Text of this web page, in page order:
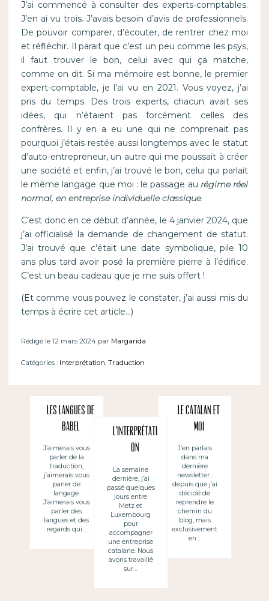
J’ai commencé à consulter des experts-comptables.
J’en ai vu trois. J’avais besoin d’avis de professionnels.
De pouvoir comparer, d’écouter, de rentrer chez moi
et réfléchir. Il parait que c’est un peu comme les psys,
il faut trouver le bon, celui avec qui ça matche,
comme on dit. Si ma mémoire est bonne, le premier
expert-comptable, je l’ai vu en 2021. Vous voyez, j’ai
pris du temps. Des trois experts, chacun avait ses
idées, qui n’étaient pas forcément celles des
confrères. Il y en a eu une qui ne comprenait pas
pourquoi j’étais restée aussi longtemps avec le statut
d’auto-entrepreneur, un autre qui me poussait à créer
une société et enfin, j’ai trouvé le bon, celui qui parlait
le même langage que moi : le passage au régime réel
normal, en entreprise individuelle classique.
C’est donc en ce début d’année, le 4 janvier 2024, que
j’ai officialisé la demande de changement de statut.
J’ai trouvé que c’était une date symbolique, pile 10
ans plus tard avoir posé la première pierre à l’édifice.
C’est un beau cadeau que je me suis offert !
(Et comme vous pouvez le constater, j’ai aussi mis du
temps à écrire cet article…)
Rédigé le 12 mars 2024 par Margarida
Catégories : Interprétation, Traduction
Les langues de
Babel
J’aimerais vous
parler de la
traduction,
j’aimerais vous
parler de
langage.
J’aimerais vous
parler des
langues et des
regards qui…
L’interprétati
on
d’accompagne
ment
La semaine
dernière, j’ai
passé quelques
jours entre
Metz et
Luxembourg
pour
accompagner
une entreprise
catalane. Nous
avons travaillé
sur…
Le catalan et
moi
J’en parlais
dans ma
dernière
newsletter :
depuis que j’ai
décidé de
reprendre le
chemin du
blog, mais
exclusivement
en…